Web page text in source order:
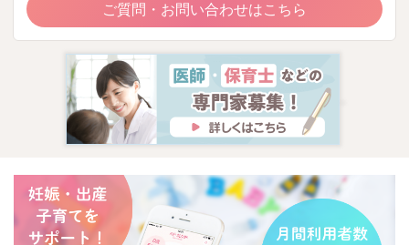
ご質問・お問い合わせはこちら